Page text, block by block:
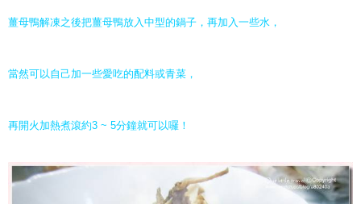
薑母鴨解凍之後把薑母鴨放入中型的鍋子，再加入一些水，
當然可以自己加一些愛吃的配料或青菜，
再開火加熱煮滾約3 ~ 5分鐘就可以囉！